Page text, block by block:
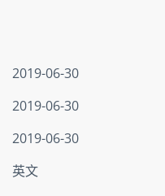
2019-06-30
2019-06-30
2019-06-30
英文